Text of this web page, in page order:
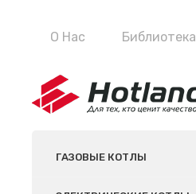
О Нас Библиотека
ГАЗОВЫЕ КОТЛЫ